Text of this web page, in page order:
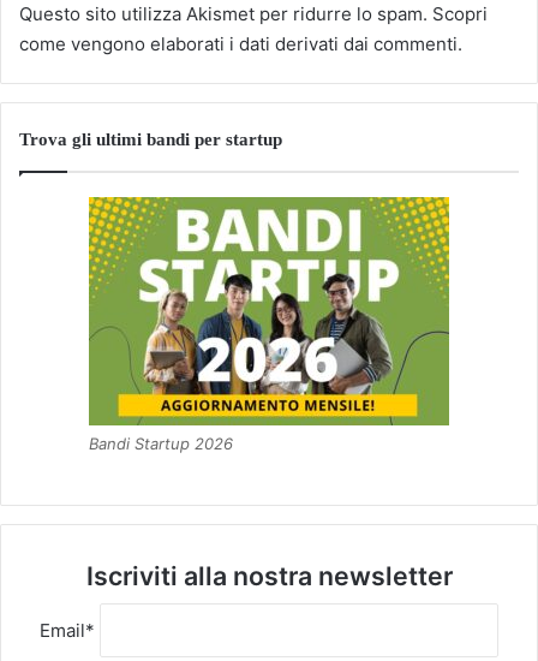
Questo sito utilizza Akismet per ridurre lo spam. Scopri
come vengono elaborati i dati derivati dai commenti.
Trova gli ultimi bandi per startup
Bandi Startup 2026
Iscriviti alla nostra newsletter
Email*